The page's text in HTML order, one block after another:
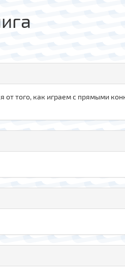
от того, как играем с прямыми